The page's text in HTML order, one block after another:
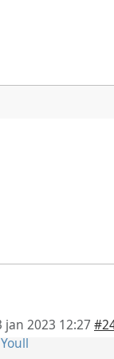
jan 2023 12:27
Youll